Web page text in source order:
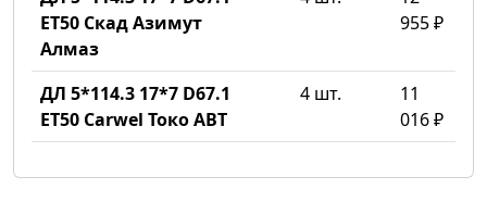
ET50 Скад Азимут
Алмаз
955 ₽
ДЛ 5*114.3 17*7 D67.1
ET50 Carwel Токо ABT
4 шт.
11
016 ₽